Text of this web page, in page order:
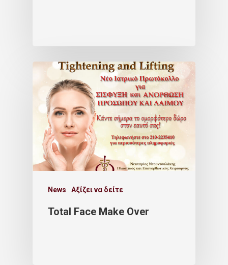
News Αξίζει να δείτε
Total Face Make Over